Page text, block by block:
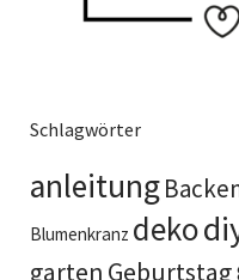
Schlagwörter
anleitung
Blumenkranz deko
garten Geburtstag